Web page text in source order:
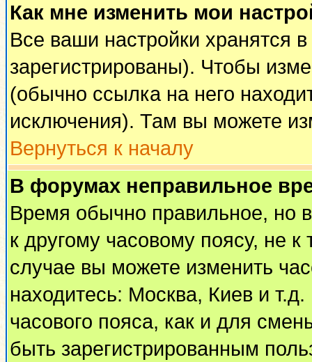
Как мне изменить мои
Все ваши настройки хранятся
зарегистрированы). Чтобы
(обычно ссылка на него
исключения). Там вы можете
Вернуться к началу
В форумах неправильное
Время обычно правильное, но
к другому часовому поясу, не
случае вы можете изменить
находитесь: Москва, Киев и
часового пояса, как и для
быть зарегистрированным